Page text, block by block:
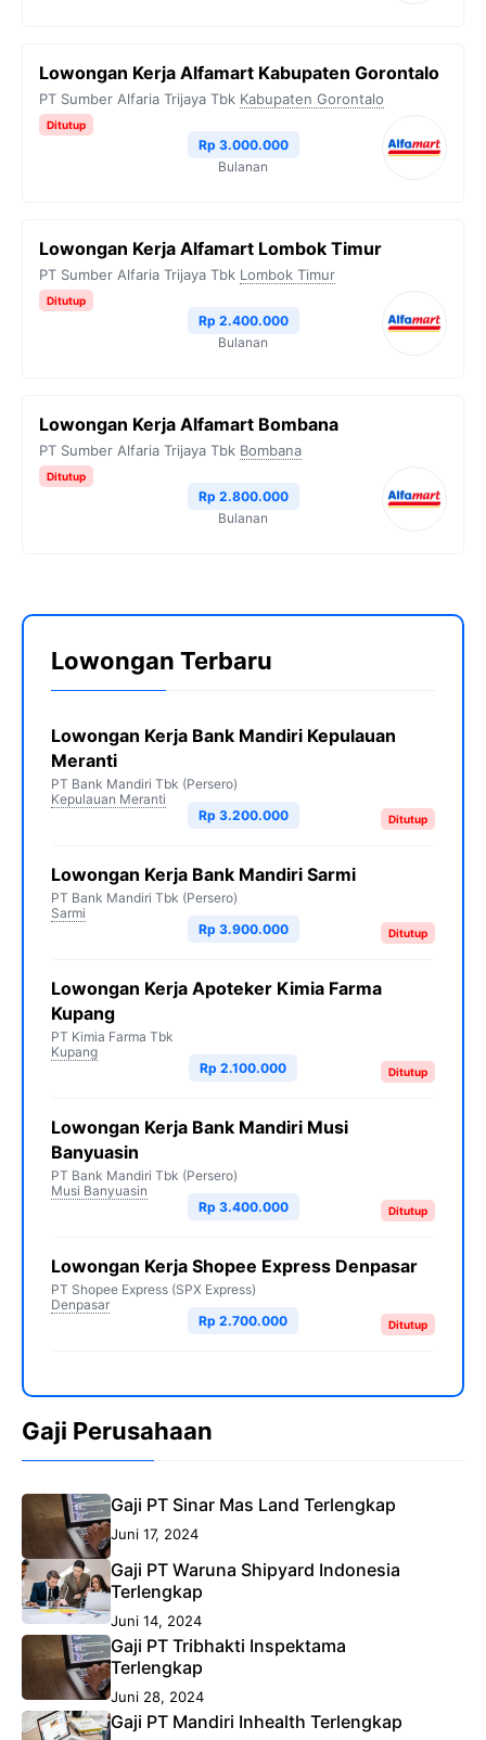
Lowongan Kerja Alfamart Kabupaten Gorontalo
PT Sumber Alfaria Trijaya Tbk Kabupaten Gorontalo
Ditutup
Rp 3.000.000
Bulanan
Lowongan Kerja Alfamart Lombok Timur
PT Sumber Alfaria Trijaya Tbk Lombok Timur
Ditutup
Rp 2.400.000
Bulanan
Lowongan Kerja Alfamart Bombana
PT Sumber Alfaria Trijaya Tbk Bombana
Ditutup
Rp 2.800.000
Bulanan
Lowongan Terbaru
Lowongan Kerja Bank Mandiri Kepulauan
Meranti
PT Bank Mandiri Tbk (Persero)
Kepulauan Meranti
Ditutup
Rp 3.200.000
Lowongan Kerja Bank Mandiri Sarmi
PT Bank Mandiri Tbk (Persero)
Sarmi
Ditutup
Rp 3.900.000
Lowongan Kerja Apoteker Kimia Farma
Kupang
PT Kimia Farma Tbk
Kupang
Ditutup
Rp 2.100.000
Lowongan Kerja Bank Mandiri Musi
Banyuasin
PT Bank Mandiri Tbk (Persero)
Musi Banyuasin
Ditutup
Rp 3.400.000
Lowongan Kerja Shopee Express Denpasar
PT Shopee Express (SPX Express)
Denpasar
Ditutup
Rp 2.700.000
Gaji Perusahaan
Gaji PT Sinar Mas Land Terlengkap
Juni 17, 2024
Gaji PT Waruna Shipyard Indonesia
Terlengkap
Juni 14, 2024
Gaji PT Tribhakti Inspektama
Terlengkap
Juni 28, 2024
Gaji PT Mandiri Inhealth Terlengkap